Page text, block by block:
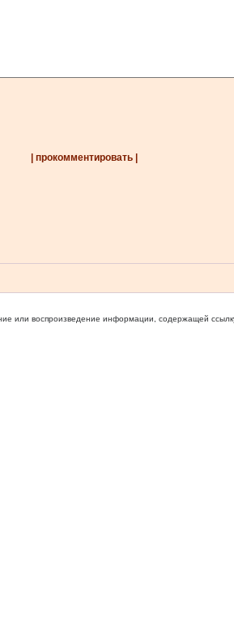
| прокомментировать |
или воспроизведение информации, содержащей